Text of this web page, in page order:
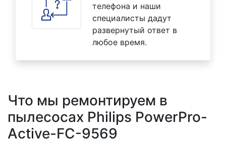
телефона и наши
специалисты дадут
развернутый ответ в
любое время.
Что мы ремонтируем в
пылесосах Philips PowerPro-
Active-FC-9569